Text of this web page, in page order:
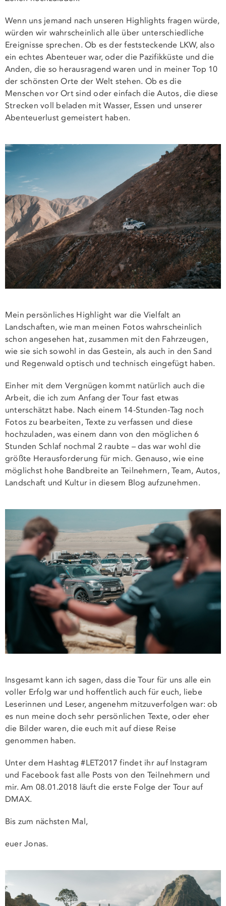
Wenn uns jemand nach unseren Highlights fragen würde,
würden wir wahrscheinlich alle über unterschiedliche
Ereignisse sprechen. Ob es der feststeckende LKW, also
ein echtes Abenteuer war, oder die Pazifikküste und die
Anden, die so herausragend waren und in meiner Top 10
der schönsten Orte der Welt stehen. Ob es die
Menschen vor Ort sind oder einfach die Autos, die diese
Strecken voll beladen mit Wasser, Essen und unserer
Abenteuerlust gemeistert haben.
Mein persönliches Highlight war die Vielfalt an
Landschaften, wie man meinen Fotos wahrscheinlich
schon angesehen hat, zusammen mit den Fahrzeugen,
wie sie sich sowohl in das Gestein, als auch in den Sand
und Regenwald optisch und technisch eingefügt haben.
Einher mit dem Vergnügen kommt natürlich auch die
Arbeit, die ich zum Anfang der Tour fast etwas
unterschätzt habe. Nach einem 14-Stunden-Tag noch
Fotos zu bearbeiten, Texte zu verfassen und diese
hochzuladen, was einem dann von den möglichen 6
Stunden Schlaf nochmal 2 raubte – das war wohl die
größte Herausforderung für mich. Genauso, wie eine
möglichst hohe Bandbreite an Teilnehmern, Team, Autos,
Landschaft und Kultur in diesem Blog aufzunehmen.
Insgesamt kann ich sagen, dass die Tour für uns alle ein
voller Erfolg war und hoffentlich auch für euch, liebe
Leserinnen und Leser, angenehm mitzuverfolgen war: ob
es nun meine doch sehr persönlichen Texte, oder eher
die Bilder waren, die euch mit auf diese Reise
genommen haben.
Unter dem Hashtag #LET2017 findet ihr auf Instagram
und Facebook fast alle Posts von den Teilnehmern und
mir. Am 08.01.2018 läuft die erste Folge der Tour auf
DMAX.
Bis zum nächsten Mal,
euer Jonas.